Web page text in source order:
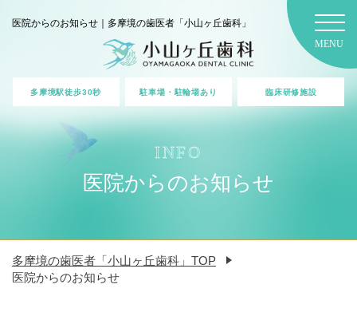
医院からのお知らせ｜多摩境の歯医者「小山ヶ丘歯科」
多摩境駅徒歩30秒 駐車場・駐輪場あり 臨床研修施設
MENU
INFO
医院からのお知らせ
多摩境の歯医者「小山ヶ丘歯科」TOP
医院からのお知らせ